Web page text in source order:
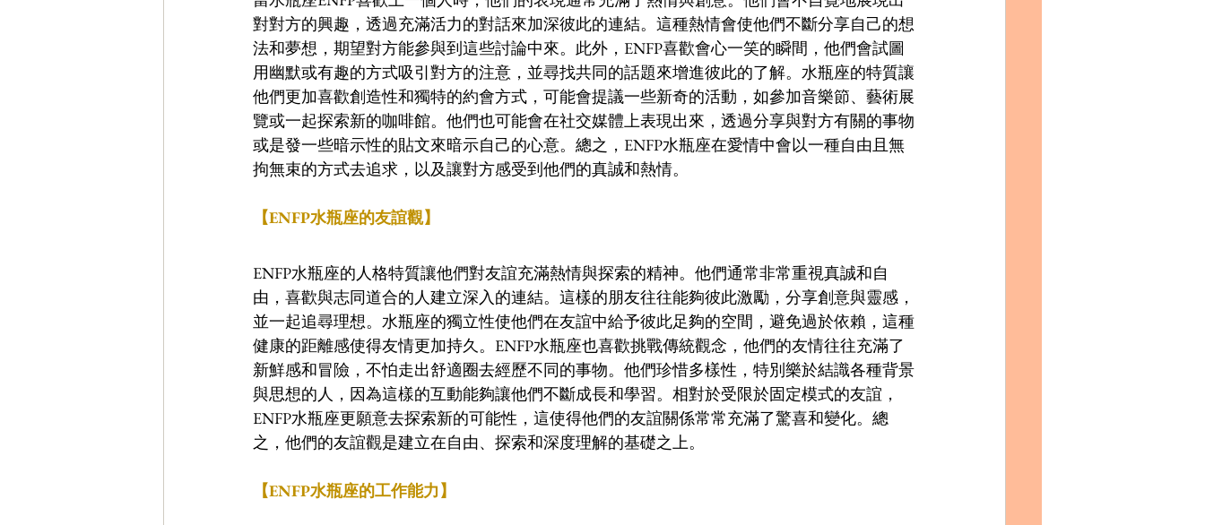
對對方的興趣，透過充滿活力的對話來加深彼此的連結。這種熱情會使他們不斷分享自己的想
法和夢想，期望對方能參與到這些討論中來。此外，ENFP喜歡會心一笑的瞬間，他們會試圖
用幽默或有趣的方式吸引對方的注意，並尋找共同的話題來增進彼此的了解。水瓶座的特質讓
他們更加喜歡創造性和獨特的約會方式，可能會提議一些新奇的活動，如參加音樂節、藝術展
覽或一起探索新的咖啡館。他們也可能會在社交媒體上表現出來，透過分享與對方有關的事物
或是發一些暗示性的貼文來暗示自己的心意。總之，ENFP水瓶座在愛情中會以一種自由且無
拘無束的方式去追求，以及讓對方感受到他們的真誠和熱情。
【ENFP水瓶座的友誼觀】
ENFP水瓶座的人格特質讓他們對友誼充滿熱情與探索的精神。他們通常非常重視真誠和自
由，喜歡與志同道合的人建立深入的連結。這樣的朋友往往能夠彼此激勵，分享創意與靈感，
並一起追尋理想。水瓶座的獨立性使他們在友誼中給予彼此足夠的空間，避免過於依賴，這種
健康的距離感使得友情更加持久。ENFP水瓶座也喜歡挑戰傳統觀念，他們的友情往往充滿了
新鮮感和冒險，不怕走出舒適圈去經歷不同的事物。他們珍惜多樣性，特別樂於結識各種背景
與思想的人，因為這樣的互動能夠讓他們不斷成長和學習。相對於受限於固定模式的友誼，
ENFP水瓶座更願意去探索新的可能性，這使得他們的友誼關係常常充滿了驚喜和變化。總
之，他們的友誼觀是建立在自由、探索和深度理解的基礎之上。
【ENFP水瓶座的工作能力】